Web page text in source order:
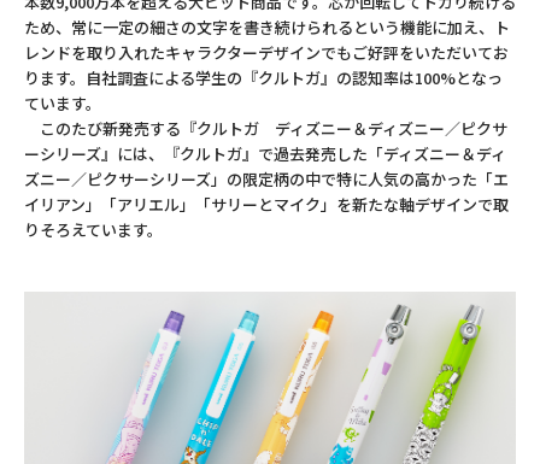
ため、常に一定の細さの文字を書き続けられるという機能に加え、ト
レンドを取り入れたキャラクターデザインでもご好評をいただいてお
ります。自社調査による学生の『クルトガ』の認知率は100%となっ
ています。
このたび新発売する『クルトガ ディズニー＆ディズニー／ピクサ
ーシリーズ』には、『クルトガ』で過去発売した「ディズニー＆ディ
ズニー／ピクサーシリーズ」の限定柄の中で特に人気の高かった「エ
イリアン」「アリエル」「サリーとマイク」を新たな軸デザインで取
りそろえています。